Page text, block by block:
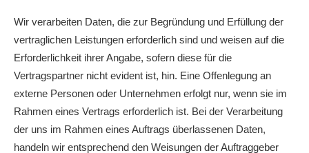
Wir verarbeiten Daten, die zur Begründung und Erfüllung der
vertraglichen Leistungen erforderlich sind und weisen auf die
Erforderlichkeit ihrer Angabe, sofern diese für die
Vertragspartner nicht evident ist, hin. Eine Offenlegung an
externe Personen oder Unternehmen erfolgt nur, wenn sie im
Rahmen eines Vertrags erforderlich ist. Bei der Verarbeitung
der uns im Rahmen eines Auftrags überlassenen Daten,
handeln wir entsprechend den Weisungen der Auftraggeber